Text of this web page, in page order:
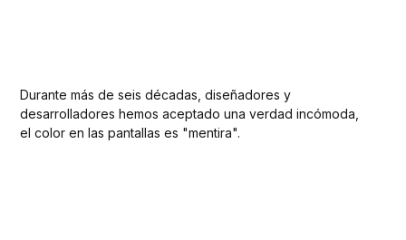
Durante más de seis décadas, diseñadores y
desarrolladores hemos aceptado una verdad incómoda,
el color en las pantallas es "mentira".